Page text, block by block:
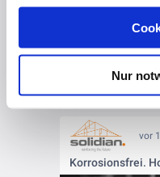
gesammelt haben. Hier
und unser
Nur
vor